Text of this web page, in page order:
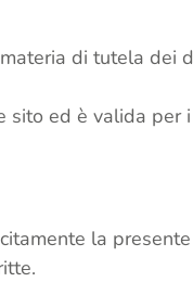
di tutela dei
ed è valida per
la